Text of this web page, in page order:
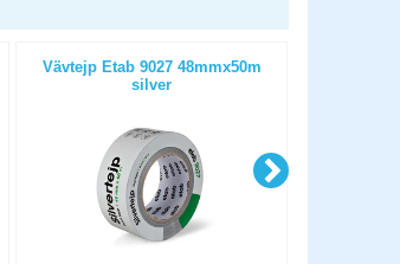
Vävtejp Etab 9027 48mmx50m
silver